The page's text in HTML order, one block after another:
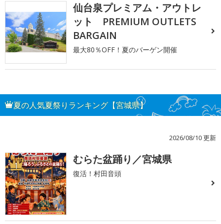
仙台泉プレミアム・アウトレ
ット PREMIUM OUTLETS
BARGAIN
最大80％OFF！夏のバーゲン開催
夏の人気夏祭りランキング【宮城県】
2026/08/10 更新
1 むらた盆踊り／宮城県
復活！村田音頭